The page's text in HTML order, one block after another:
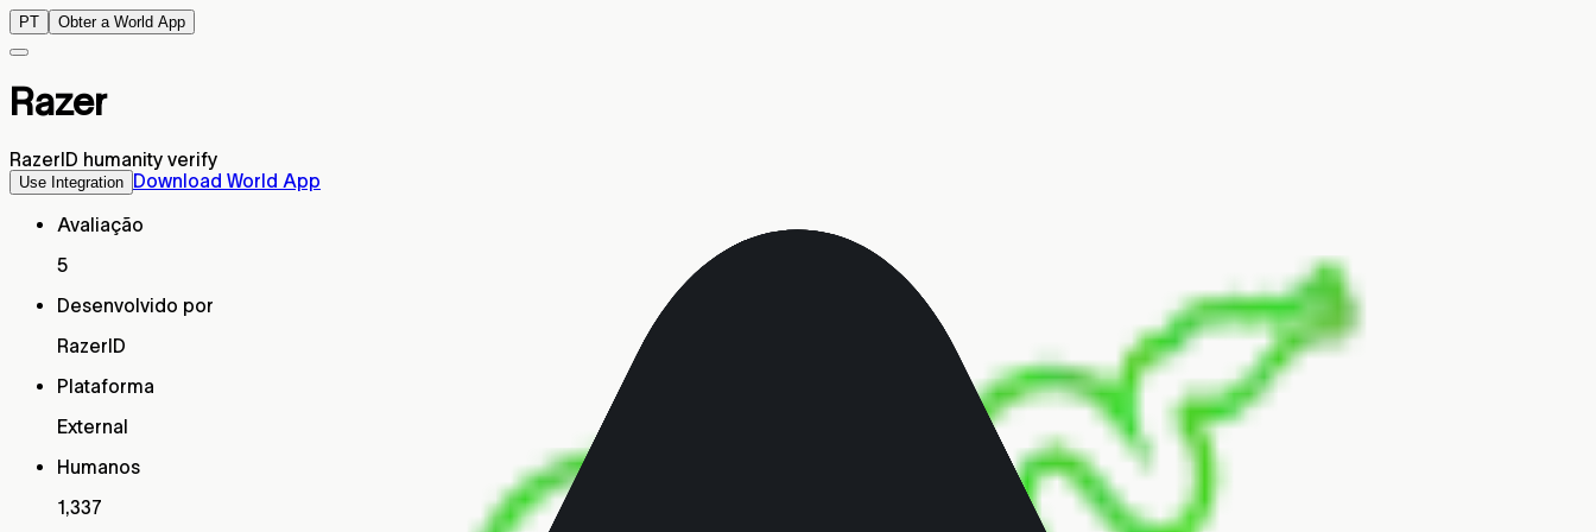
PT Obter a World App
Razer
RazerID humanity verify
Use Integration Download World App
Avaliação
5
Desenvolvido por
RazerID
Plataforma
External
Humanos
1,337